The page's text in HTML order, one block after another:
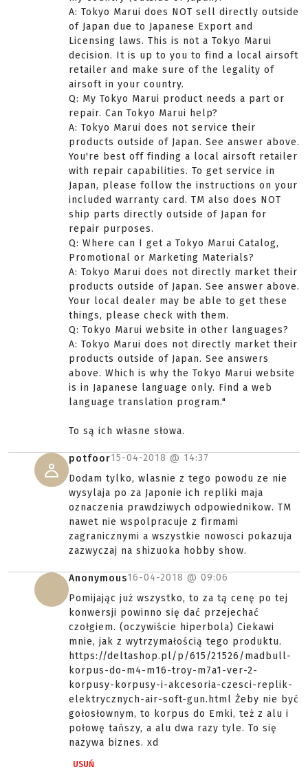
A: Tokyo Marui does NOT sell directly outside
of Japan due to Japanese Export and
Licensing laws. This is not a Tokyo Marui
decision. It is up to you to find a local airsoft
retailer and make sure of the legality of
airsoft in your country.
Q: My Tokyo Marui product needs a part or
repair. Can Tokyo Marui help?
A: Tokyo Marui does not service their
products outside of Japan. See answer above.
You're best off finding a local airsoft retailer
with repair capabilities. To get service in
Japan, please follow the instructions on your
included warranty card. TM also does NOT
ship parts directly outside of Japan for
repair purposes.
Q: Where can I get a Tokyo Marui Catalog,
Promotional or Marketing Materials?
A: Tokyo Marui does not directly market their
products outside of Japan. See answer above.
Your local dealer may be able to get these
things, please check with them.
Q: Tokyo Marui website in other languages?
A: Tokyo Marui does not directly market their
products outside of Japan. See answers
above. Which is why the Tokyo Marui website
is in Japanese language only. Find a web
language translation program."
To są ich własne słowa.
potfoor15-04-2018 @ 14:37
Dodam tylko, wlasnie z tego powodu ze nie
wysylaja po za Japonie ich repliki maja
oznaczenia prawdziwych odpowiednikow. TM
nawet nie wspolpracuje z firmami
zagranicznymi a wszystkie nowosci pokazuja
zazwyczaj na shizuoka hobby show.
Anonymous16-04-2018 @ 09:06
Pomijając już wszystko, to za tą cenę po tej
konwersji powinno się dać przejechać
czołgiem. (oczywiście hiperbola) Ciekawi
mnie, jak z wytrzymałością tego produktu.
https://deltashop.pl/p/615/21526/madbull-
korpus-do-m4-m16-troy-m7a1-ver-2-
korpusy-korpusy-i-akcesoria-czesci-replik-
elektrycznych-air-soft-gun.html Żeby nie być
gołosłownym, to korpus do Emki, też z alu i
połowę tańszy, a alu dwa razy tyle. To się
nazywa biznes. xd
USUŃ